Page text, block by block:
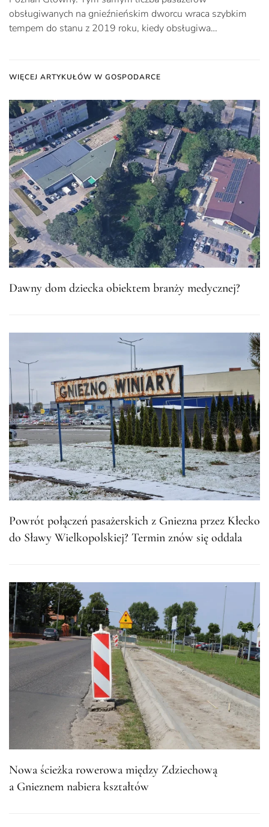
obsługiwanych na gnieźnieńskim dworcu wraca szybkim
tempem do stanu z 2019 roku, kiedy obsługiwa…
WIĘCEJ ARTYKUŁÓW W GOSPODARCE
Dawny dom dziecka obiektem branży medycznej?
Powrót połączeń pasażerskich z Gniezna przez Kłecko
do Sławy Wielkopolskiej? Termin znów się oddala
Nowa ścieżka rowerowa między Zdziechową
a Gnieznem nabiera kształtów